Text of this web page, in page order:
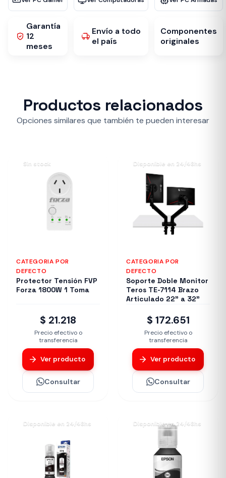
Garantía
12
meses
Envío a todo
el país
Componentes
originales
Productos relacionados
Opciones similares que también te pueden interesar
Sin stock
CATEGORIA POR
DEFECTO
Protector Tensión FVP
Forza 1800W 1 Toma
$ 21.218
Precio efectivo o
transferencia
Ver producto
Consultar
Disponible en 24/48hs
CATEGORIA POR
DEFECTO
Soporte Doble Monitor
Teros TE-7114 Brazo
Articulado 22" a 32"
$ 172.651
Precio efectivo o
transferencia
Ver producto
Consultar
Disponible en 24/48hs Disponible en 24/48hs